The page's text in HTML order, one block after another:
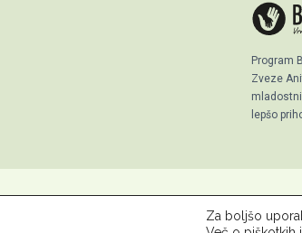
Program
Zveze
lepšo
© 2026
Za boljšo